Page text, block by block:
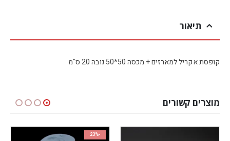
תיאור
קופסת אקריל למארזים + מכסה 50*50 גובה 20 ס"מ
מוצרים קשורים
-23%